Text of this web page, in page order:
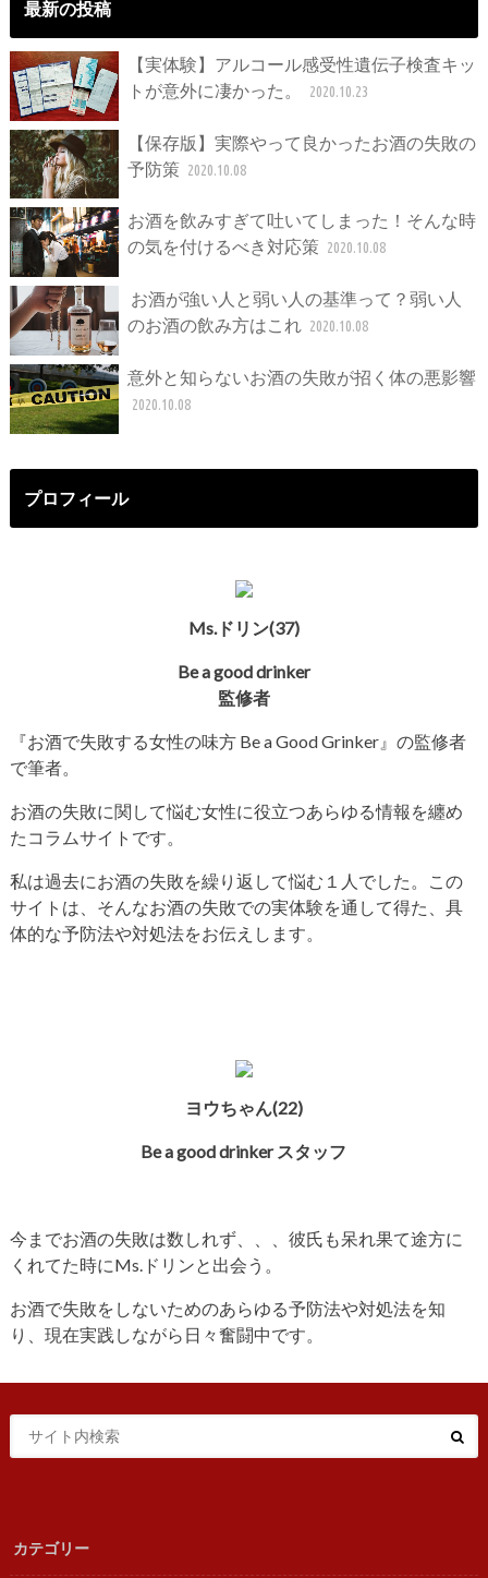
最新の投稿
【実体験】アルコール感受性遺伝子検査キッ
トが意外に凄かった。
2020.10.23
【保存版】実際やって良かったお酒の失敗の
予防策 2020.10.08
お酒を飲みすぎて吐いてしまった！そんな時
の気を付けるべき対応策 2020.10.08
お酒が強い人と弱い人の基準って？弱い人
のお酒の飲み方はこれ 2020.10.08
意外と知らないお酒の失敗が招く体の悪影響
2020.10.08
プロフィール
Ms.ドリン(37)
Be a good drinker
監修者
『お酒で失敗する女性の味方Be a Good Grinker』の監修者
で筆者。
お酒の失敗に関して悩む女性に役立つあらゆる情報を纏め
たコラムサイトです。
私は過去にお酒の失敗を繰り返して悩む１人でした。この
サイトは、そんなお酒の失敗での実体験を通して得た、具
体的な予防法や対処法をお伝えします。
ヨウちゃん(22)
Be a good drinker スタッフ
今までお酒の失敗は数しれず、、、彼氏も呆れ果て途方に
くれてた時にMs.ドリンと出会う。
お酒で失敗をしないためのあらゆる予防法や対処法を知
り、現在実践しながら日々奮闘中です。
カテゴリー